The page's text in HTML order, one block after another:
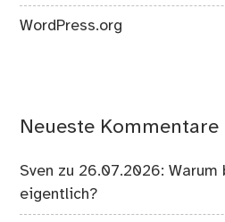
WordPress.org
Neueste Kommentare
Sven zu 26.07.2026: Warum
eigentlich?